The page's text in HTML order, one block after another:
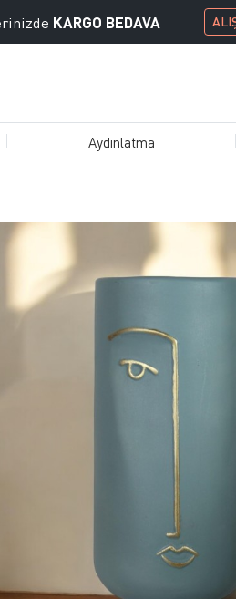
KARGO BEDAVA
Aydınlatma